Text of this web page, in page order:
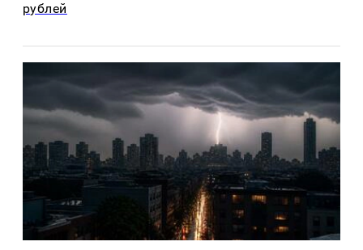
рублей